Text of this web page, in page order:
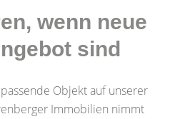
wenn neue
sind
Objekt auf unserer
Immobilien nimmt